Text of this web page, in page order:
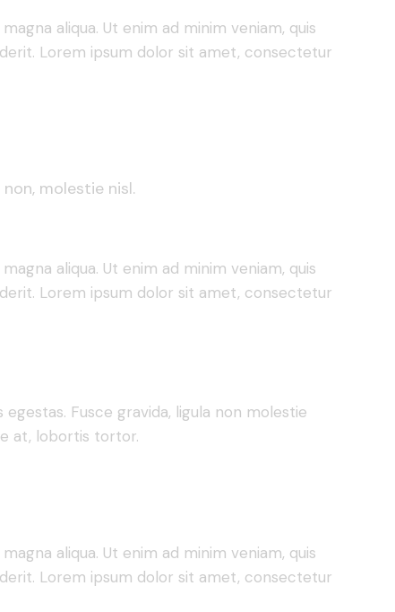
aliqua. Ut enim ad minim veniam, quis
Lorem ipsum dolor sit amet, consectetur
molestie nisl.
aliqua. Ut enim ad minim veniam, quis
Lorem ipsum dolor sit amet, consectetur
Fusce gravida, ligula non molestie
at, lobortis tortor.
aliqua. Ut enim ad minim veniam, quis
Lorem ipsum dolor sit amet, consectetur